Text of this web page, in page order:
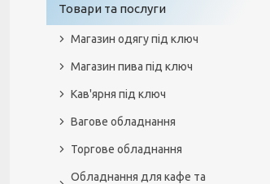
Товари та послуги
Магазин одягу під ключ
Магазин пива під ключ
Кав'ярня під ключ
Вагове обладнання
Торгове обладнання
Обладнання для кафе та